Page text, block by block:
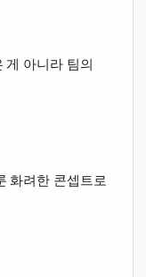
게 아니라 팀의
화려한 콘셉트로